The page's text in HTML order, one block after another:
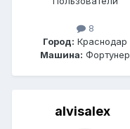
8
Город: Краснодар
Машина: Фортунер
alvisalex